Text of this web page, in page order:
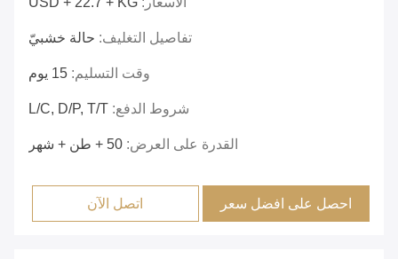
تفاصيل التغليف: حالة خشبيّ
وقت التسليم: 15 يوم
شروط الدفع: L/C, D/P, T/T
القدرة على العرض: 50 + طن + شهر
احصل على افضل سعر اتصل الآن